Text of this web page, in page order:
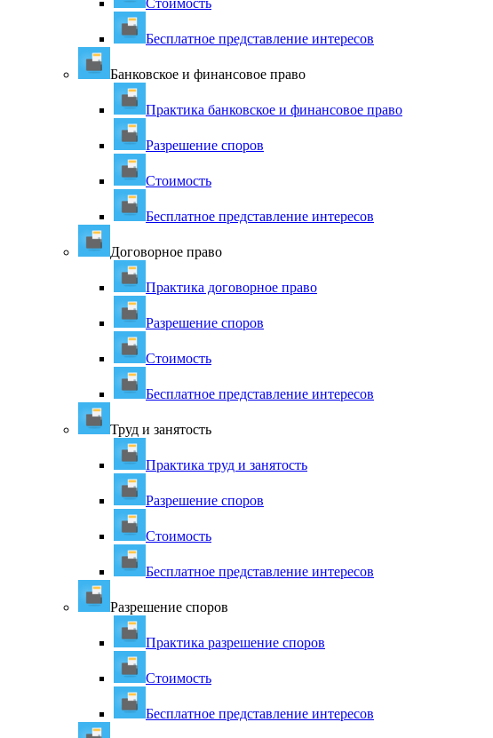
Стоимость
Бесплатное представление интересов
Банковское и финансовое право
Практика банковское и финансовое право
Разрешение споров
Стоимость
Бесплатное представление интересов
Договорное право
Практика договорное право
Разрешение споров
Стоимость
Бесплатное представление интересов
Труд и занятость
Практика труд и занятость
Разрешение споров
Стоимость
Бесплатное представление интересов
Разрешение споров
Практика разрешение споров
Стоимость
Бесплатное представление интересов